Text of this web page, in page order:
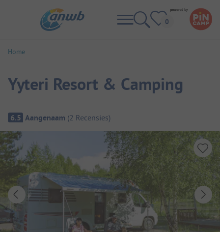
Home
Yyteri Resort & Camping
Camping overzicht
6.5 Aangenaam (2 Recensies)